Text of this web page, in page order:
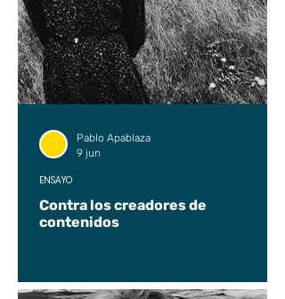
Contra los creadores de
contenidos
ENSAYO
Pablo Apablaza
9 jun